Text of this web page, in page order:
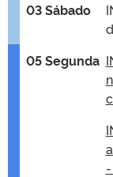
03 Sábado
05 Segunda